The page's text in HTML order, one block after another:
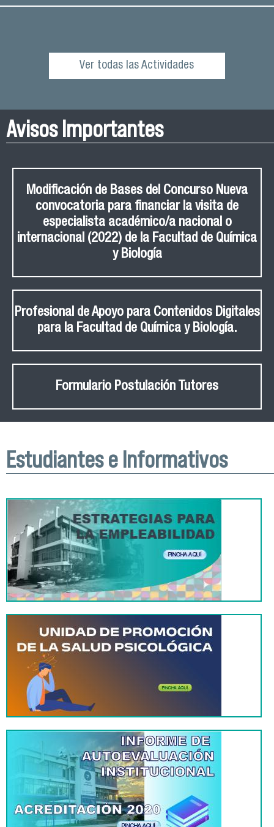
Ver todas las Actividades
Avisos Importantes
Modificación de Bases del Concurso Nueva
convocatoria para financiar la visita de
especialista académico/a nacional o
internacional (2022) de la Facultad de Química
y Biología
Profesional de Apoyo para Contenidos Digitales
para la Facultad de Química y Biología.
Formulario Postulación Tutores
Estudiantes e Informativos